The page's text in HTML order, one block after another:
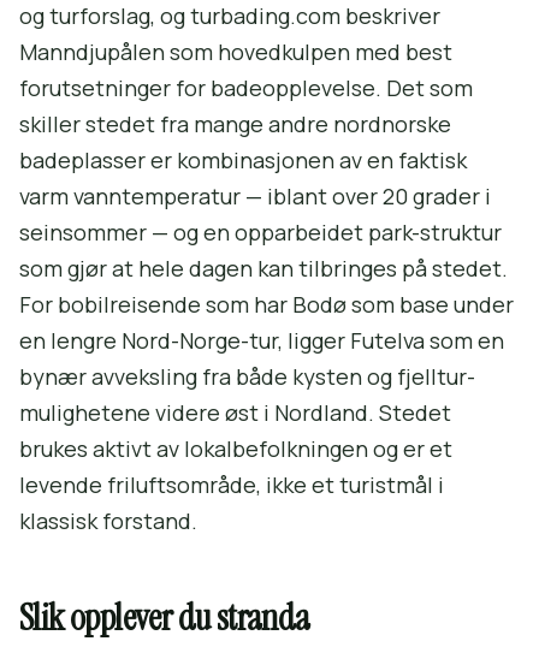
og turforslag, og turbading.com beskriver
Manndjupålen som hovedkulpen med best
forutsetninger for badeopplevelse. Det som
skiller stedet fra mange andre nordnorske
badeplasser er kombinasjonen av en faktisk
varm vanntemperatur — iblant over 20 grader i
seinsommer — og en opparbeidet park-struktur
som gjør at hele dagen kan tilbringes på stedet.
For bobilreisende som har Bodø som base under
en lengre Nord-Norge-tur, ligger Futelva som en
bynær avveksling fra både kysten og fjelltur-
mulighetene videre øst i Nordland. Stedet
brukes aktivt av lokalbefolkningen og er et
levende friluftsområde, ikke et turistmål i
klassisk forstand.
Slik opplever du stranda